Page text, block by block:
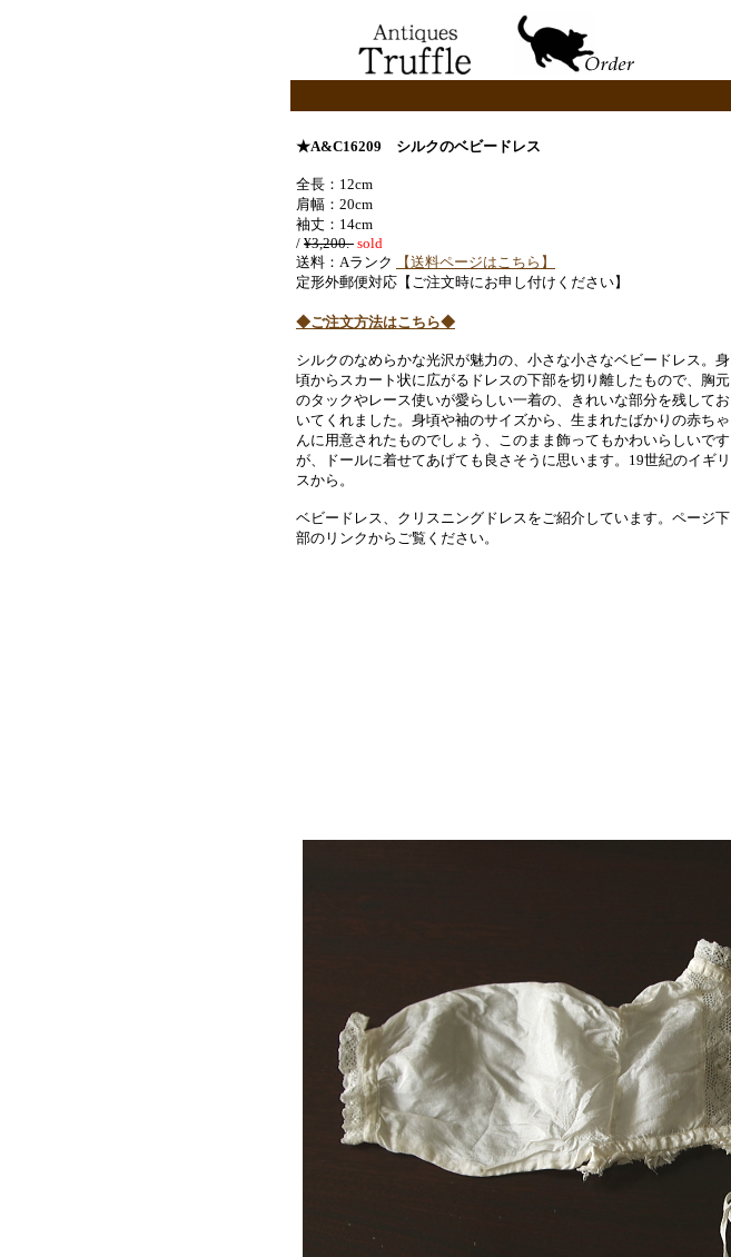
★A&C16209 シルクのベビードレス
全長：12cm
肩幅：20cm
袖丈：14cm
/ ¥3,200.- sold
送料：Aランク
【送料ページはこちら】
定形外郵便対応【ご注文時にお申し付けください】
◆ご注文方法はこちら◆
シルクのなめらかな光沢が魅力の、小さな小さなベビードレス。身
頃からスカート状に広がるドレスの下部を切り離したもので、胸元
のタックやレース使いが愛らしい一着の、きれいな部分を残してお
いてくれました。身頃や袖のサイズから、生まれたばかりの赤ちゃ
んに用意されたものでしょう、このまま飾ってもかわいらしいです
が、ドールに着せてあげても良さそうに思います。19世紀のイギリ
スから。
ベビードレス、クリスニングドレスをご紹介しています。ページ下
部のリンクからご覧ください。